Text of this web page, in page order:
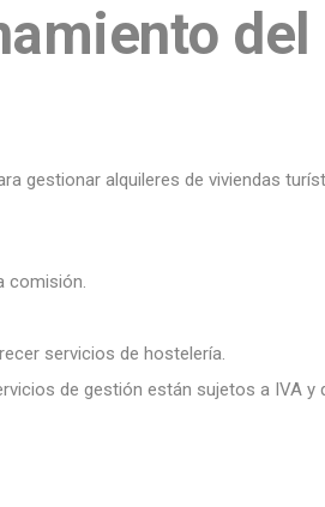
del
gestionar alquileres de viviendas
comisión.
servicios de hostelería.
de gestión están sujetos a IVA y